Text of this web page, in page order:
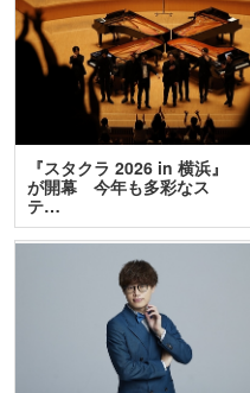
『スタクラ 2026 in 横浜』
が開幕 今年も多彩なス
テ…